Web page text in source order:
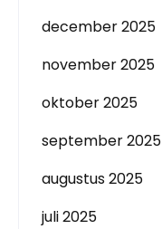
december 2025
november 2025
oktober 2025
september 2025
augustus 2025
juli 2025